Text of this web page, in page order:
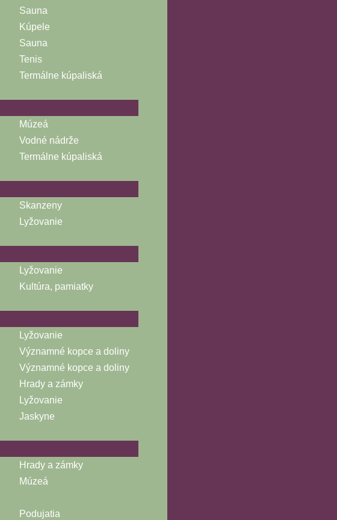
Sauna
Kúpele
Sauna
Tenis
Termálne kúpaliská
Múzeá
Vodné nádrže
Termálne kúpaliská
Skanzeny
Lyžovanie
Lyžovanie
Kultúra, pamiatky
Lyžovanie
Významné kopce a doliny
Významné kopce a doliny
Hrady a zámky
Lyžovanie
Jaskyne
Hrady a zámky
Múzeá
Podujatia